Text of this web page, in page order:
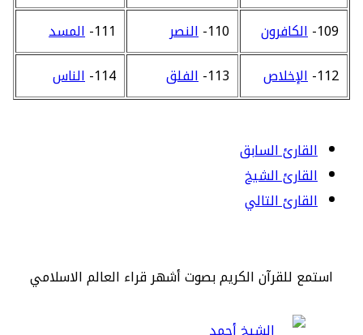
109- الكافرون 110- النصر 111- المسد
112- الإخلاص 113- الفلق 114- الناس
القارئ السابق
القارئ الشيخ
القارئ التالي
استمع للقرآن الكريم بصوت أشهر قراء العالم الاسلامي